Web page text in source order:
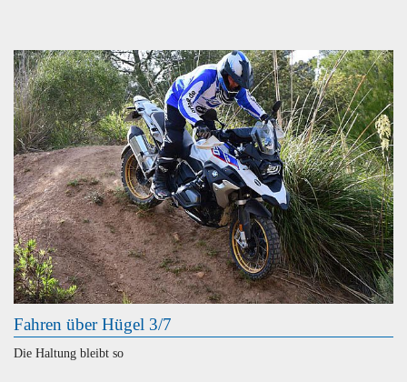
Fahren über Hügel 3/7
Die Haltung bleibt so